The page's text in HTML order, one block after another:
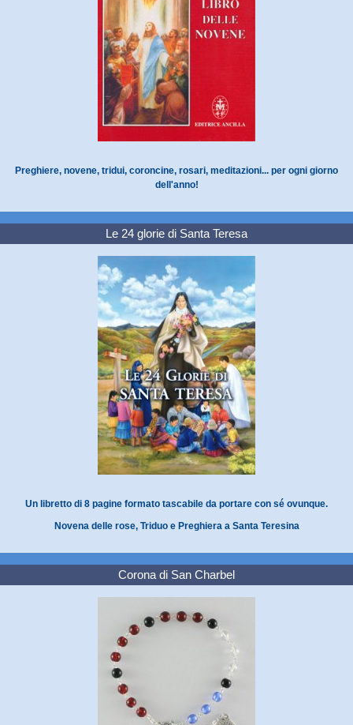
Preghiere, novene, tridui, coroncine, rosari, meditazioni... per ogni giorno
dell'anno!
Le 24 glorie di Santa Teresa
Un libretto di 8 pagine formato tascabile da portare con sé ovunque.
Novena delle rose, Triduo e Preghiera a Santa Teresina
Corona di San Charbel